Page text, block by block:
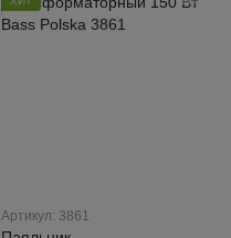
Артикул: 3861